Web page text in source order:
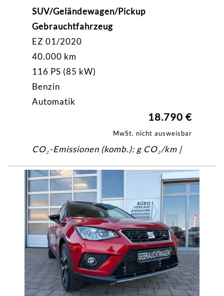
SUV/Geländewagen/Pickup
Gebrauchtfahrzeug
EZ 01/2020
40.000 km
116 PS (85 kW)
Benzin
Automatik
18.790 €
MwSt. nicht ausweisbar
CO₂-Emissionen (komb.): g CO₂/km |